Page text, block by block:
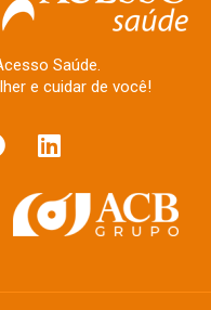
Saúde.
e cuidar de você!